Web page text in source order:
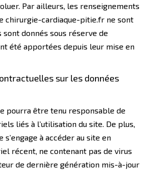
Par ailleurs, les renseignements
chirurgie-cardiaque-pitie.fr ne sont
sont donnés sous réserve de
été apportées depuis leur mise en
sur les données
pourra être tenu responsable de
liés à l’utilisation du site. De plus,
s’engage à accéder au site en
récent, ne contenant pas de virus
de dernière génération mis-à-jour